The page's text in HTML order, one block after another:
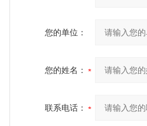
您的单位：
您的姓名：
联系电话：